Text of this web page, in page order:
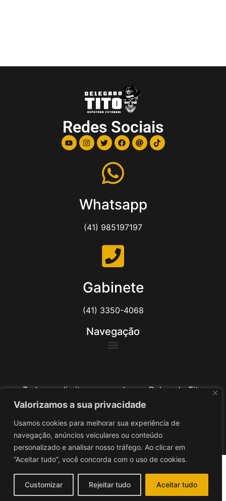
Valorizamos a sua privacidade
Usamos cookies para melhorar sua experiência de
navegação, anúncios veiculares ou conteúdo
personalizado e analisar nosso tráfego. Ao clicar em
“Aceitar tudo”, você concorda com o uso de cookies.
Customizar Rejeitar tudo Aceitar tudo
Redes Sociais
Whatsapp
(41) 985197197
Gabinete
(41) 3350-4068
Navegação
Todos os direitos reservados ao Delegado Tito
Barichello
Desenvolvido poriv3